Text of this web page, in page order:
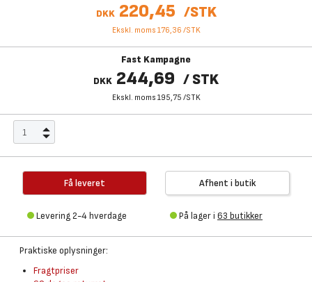
DKK 220,45 /STK
Ekskl. moms 176,36 /STK
Fast Kampagne
DKK 244,69 /STK
Ekskl. moms 195,75 /STK
Få leveret
Levering 2-4 hverdage
Afhent i butik
På lager i 63 butikker
Praktiske oplysninger:
Fragtpriser